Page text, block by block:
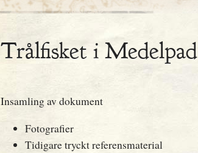
Trålfisket i Medelpad
Insamling av dokument
Fotografier
Tidigare tryckt referensmaterial